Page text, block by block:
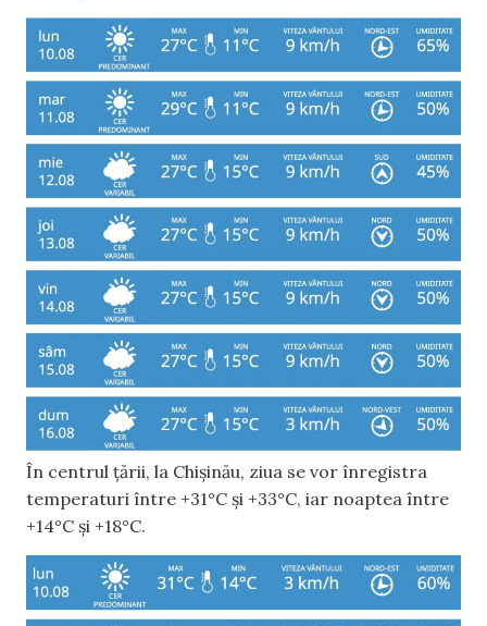
În centrul țării, la Chișinău, ziua se vor înregistra
temperaturi între +31°C și +33°C, iar noaptea între
+14°C și +18°C.